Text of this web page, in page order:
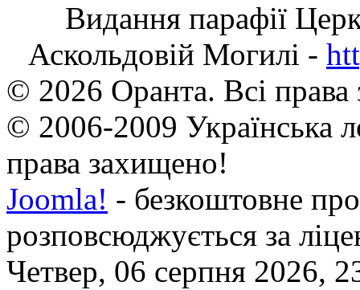
Видання парафії
Аскольдовій Могилі -
© 2026 Оранта. Всі
© 2006-2009 Українська
права захищено!
Joomla! - безкоштовне
розповсюджується за
Четвер, 06 серпня 2026,